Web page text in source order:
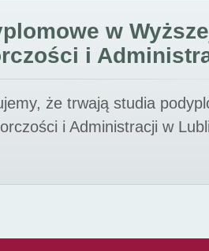
w
i
że trwają studia
i Administracji w